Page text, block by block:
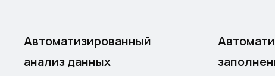
Автоматизированный
анализ данных